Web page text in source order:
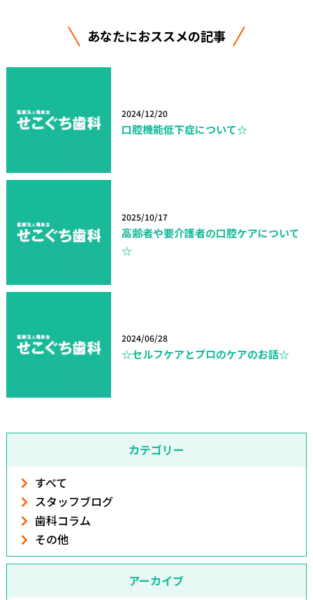
あなたにおススメの記事
2024/12/20
口腔機能低下症について☆
2025/10/17
高齢者や要介護者の口腔ケアについて
☆
2024/06/28
☆セルフケアとプロのケアのお話☆
カテゴリー
すべて
スタッフブログ
歯科コラム
その他
アーカイブ